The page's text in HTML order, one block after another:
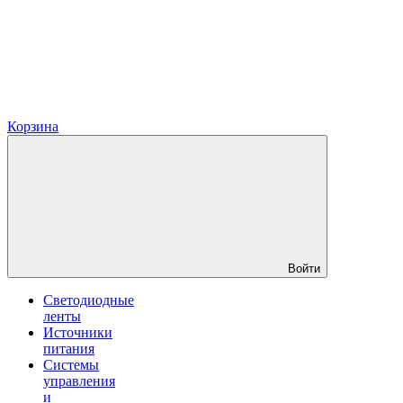
Корзина
Войти
Светодиодные
ленты
Источники
питания
Системы
управления
и